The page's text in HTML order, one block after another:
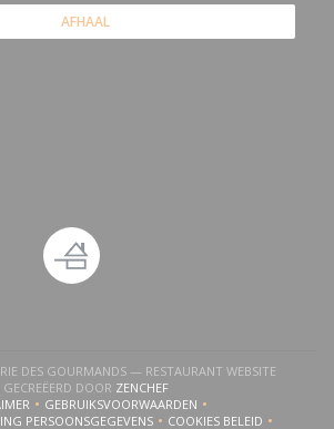
AFHAAL
in een nieuw venster))
((opent in een nieuw venster))
DES GOURMANDS — RESTAURANT WEBSITE
GECREËERD DOOR ZENCHEF((OPENT IN EEN NIEUW
((OPENT IN EEN NIEUW VENSTER))
GEBRUIKSVOORWAARDEN((OPENT IN EEN NIEUW VENSTER))
PERSOONSGEGEVENS COOKIES BELEID